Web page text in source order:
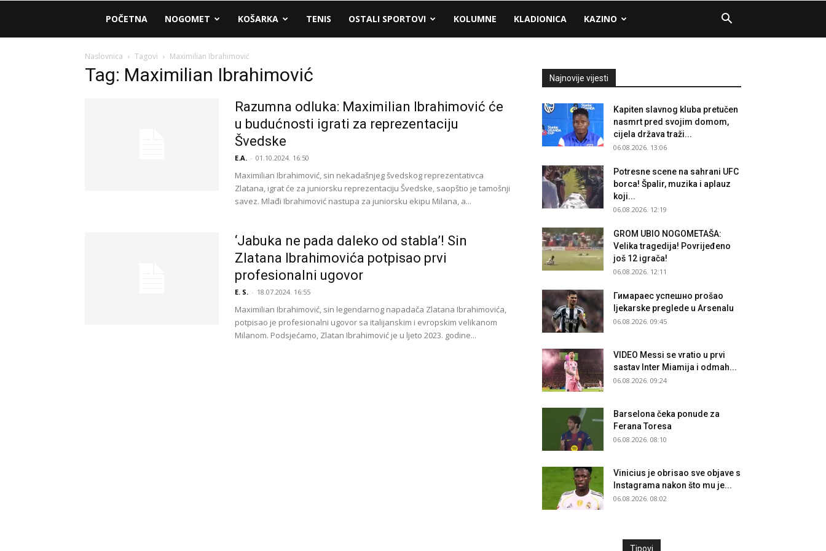
AM
Sport
POČETNA NOGOMET KOŠARKA TENIS OSTALI SPORTOVI KOLUMNE KLADIONICA KAZINO
Naslovnica Tagovi Maximilian Ibrahimović
Tag: Maximilian Ibrahimović
Razumna odluka: Maximilian Ibrahimović će
u budućnosti igrati za reprezentaciju
Švedske
E.A. - 01.10.2024. 16:50
Maximilian Ibrahimović, sin nekadašnjeg švedskog reprezentativca
Zlatana, igrat će za juniorsku reprezentaciju Švedske, saopštio je tamošnji
savez. Mlađi Ibrahimović nastupa za juniorsku ekipu Milana, a...
‘Jabuka ne pada daleko od stabla’! Sin
Zlatana Ibrahimovića potpisao prvi
profesionalni ugovor
E. S. - 18.07.2024. 16:55
Maximilian Ibrahimović, sin legendarnog napadača Zlatana Ibrahimovića,
potpisao je profesionalni ugovor sa italijanskim i evropskim velikanom
Milanom. Podsjećamo, Zlatan Ibrahimović je u ljeto 2023. godine...
Najnovije vijesti
Kapiten slavnog kluba pretučen
nasmrt pred svojim domom,
cijela država traži...
06.08.2026. 13:06
Potresne scene na sahrani UFC
borca! Špalir, muzika i aplauz
koji...
06.08.2026. 12:19
GROM UBIO NOGOMETAŠA:
Velika tragedija! Povrijeđeno
još 12 igrača!
06.08.2026. 12:11
Гимараеc успешно prošao
ljekarske preglede u Arsenalu
06.08.2026. 09:45
VIDEO Messi se vratio u prvi
sastav Inter Miamija i odmah...
06.08.2026. 09:24
Barselona čeka ponude za
Ferana Toresa
06.08.2026. 08:10
Vinicius je obrisao sve objave s
Instagrama nakon što mu je...
06.08.2026. 08:02
Tipovi